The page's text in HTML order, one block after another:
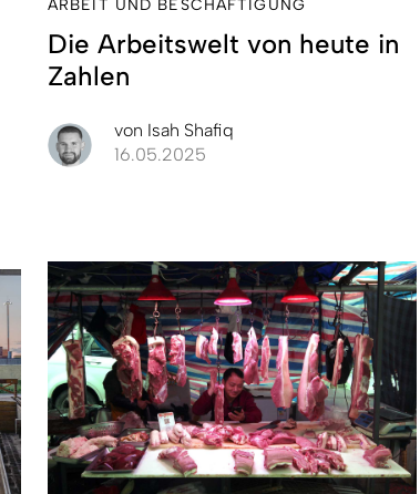
ARBEIT UND BESCHÄFTIGUNG
Die Arbeitswelt von heute in
Zahlen
von Isah Shafiq
16.05.2025